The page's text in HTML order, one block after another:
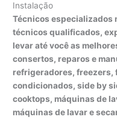
Instalação
Técnicos especializados
técnicos qualificados,
levar até você as
consertos, reparos e
refrigeradores, freezers,
condicionados, side by
cooktops, máquinas de
máquinas de lavar e